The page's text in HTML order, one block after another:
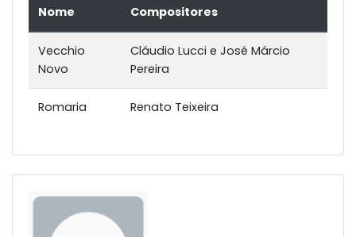
Nome Compositores
Vecchio
Novo
Cláudio Lucci e José Márcio
Pereira
Romaria Renato Teixeira